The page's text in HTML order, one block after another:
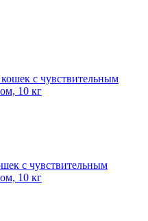
с чувствительным
10 кг